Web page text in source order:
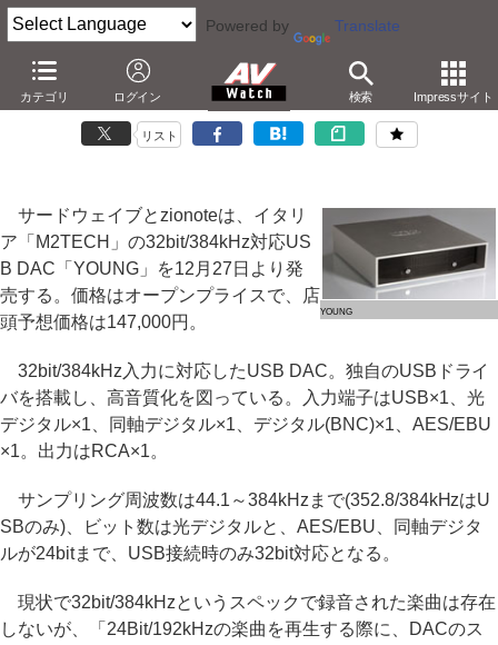
Powered by Translate
カテゴリ ログイン 検索 Impressサイト
zionote、32bit/384kHz対応USB DAC「YOUNG」
－M2TECH製。実売147,000円
リスト
YOUNG
サードウェイブとzionoteは、イタリ
ア「M2TECH」の32bit/384kHz対応US
B DAC「YOUNG」を12月27日より発
売する。価格はオープンプライスで、店
頭予想価格は147,000円。
32bit/384kHz入力に対応したUSB DAC。独自のUSBドライ
バを搭載し、高音質化を図っている。入力端子はUSB×1、光
デジタル×1、同軸デジタル×1、デジタル(BNC)×1、AES/EBU
×1。出力はRCA×1。
サンプリング周波数は44.1～384kHzまで(352.8/384kHzはU
SBのみ)、ビット数は光デジタルと、AES/EBU、同軸デジタ
ルが24bitまで、USB接続時のみ32bit対応となる。
現状で32bit/384kHzというスペックで録音された楽曲は存在
しないが、「24Bit/192kHzの楽曲を再生する際に、DACのス